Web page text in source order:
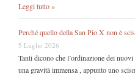
Leggi tutto »
Perché quello della San Pio X non è
5 Luglio 2026
Tanti dicono che l’ordinazione dei
una gravità immensa , appunto uno